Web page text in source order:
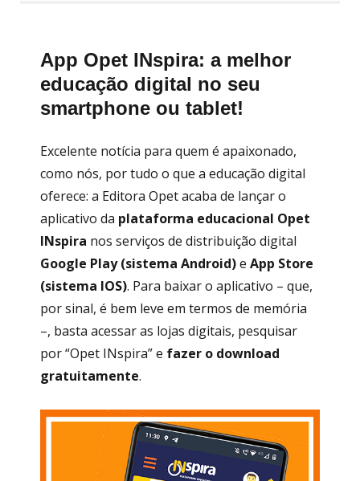
App Opet INspira: a melhor
educação digital no seu
smartphone ou tablet!
Excelente notícia para quem é apaixonado,
como nós, por tudo o que a educação digital
oferece: a Editora Opet acaba de lançar o
aplicativo da plataforma educacional Opet
INspira nos serviços de distribuição digital
Google Play (sistema Android)e App Store
(sistema IOS). Para baixar o aplicativo – que,
por sinal, é bem leve em termos de memória
–, basta acessar as lojas digitais, pesquisar
por “Opet INspira” e fazer o download
gratuitamente.